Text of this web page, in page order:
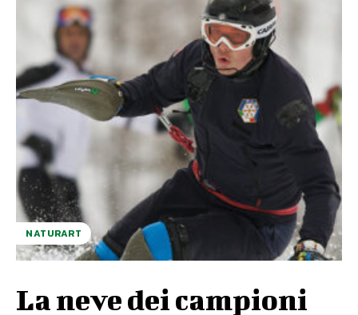
NATURART
La neve dei campioni